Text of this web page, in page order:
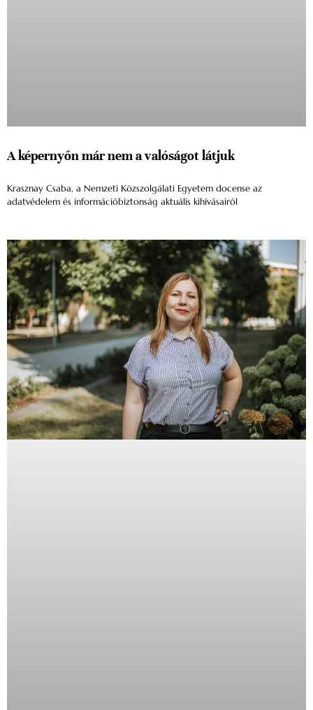
A képernyőn már nem a valóságot látjuk
Krasznay Csaba, a Nemzeti Közszolgálati Egyetem docense az
adatvédelem és információbiztonság aktuális kihívásairól